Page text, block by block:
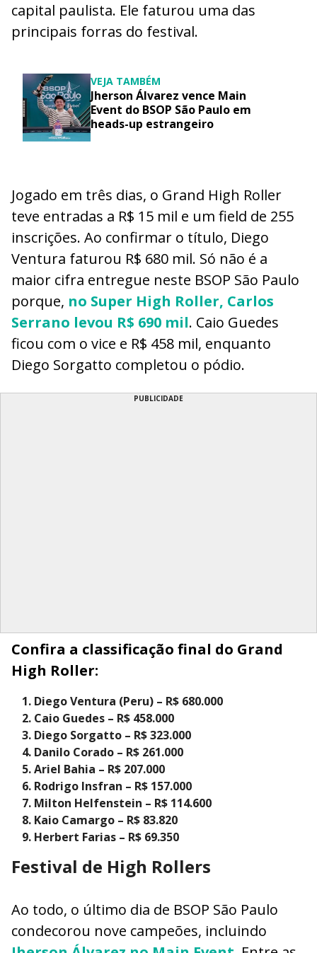
capital paulista. Ele faturou uma das
principais forras do festival.
VEJA TAMBÉM
Jherson Álvarez vence Main
Event do BSOP São Paulo em
heads-up estrangeiro
Jogado em três dias, o Grand High Roller
teve entradas a R$ 15 mil e um field de 255
inscrições. Ao confirmar o título, Diego
Ventura faturou R$ 680 mil. Só não é a
maior cifra entregue neste BSOP São Paulo
porque, no Super High Roller, Carlos
Serrano levou R$ 690 mil. Caio Guedes
ficou com o vice e R$ 458 mil, enquanto
Diego Sorgatto completou o pódio.
PUBLICIDADE
Confira a classificação final do Grand
High Roller:
Diego Ventura (Peru) – R$ 680.000
Caio Guedes – R$ 458.000
Diego Sorgatto – R$ 323.000
Danilo Corado – R$ 261.000
Ariel Bahia – R$ 207.000
Rodrigo Insfran – R$ 157.000
Milton Helfenstein – R$ 114.600
Kaio Camargo – R$ 83.820
Herbert Farias – R$ 69.350
Festival de High Rollers
Ao todo, o último dia de BSOP São Paulo
condecorou nove campeões, incluindo